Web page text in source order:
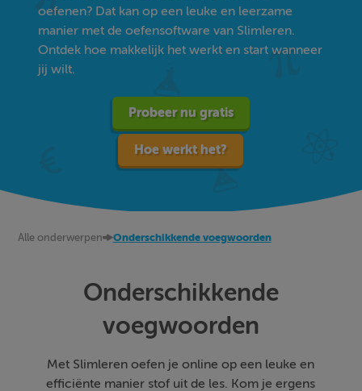
oefenen? Dat kan op een leuke en leerzame
manier met de oefensoftware van Slimleren.
Ontdek hoe makkelijk het werkt en start wanneer
jij wilt.
Probeer nu gratis
Hoe werkt het?
Alle onderwerpen Onderschikkende voegwoorden
Onderschikkende
voegwoorden
Met Slimleren oefen je online op een leuke en
efficiënte manier stof uit de les. Kom je ergens